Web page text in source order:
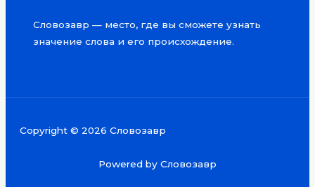
Словозавр — место, где вы сможете узнать
значение слова и его происхождение.
Copyright © 2026 Словозавр
Powered by Словозавр